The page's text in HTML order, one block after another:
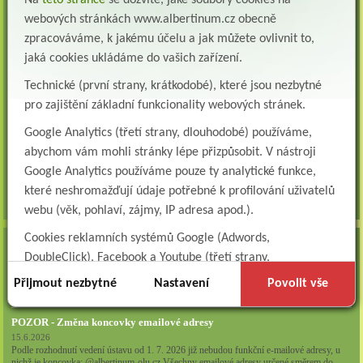
Všeobecná sestra na plicní oddělení
Albertinum, odborný léčebný ústav, přijme do pracovního poměru: VŠEOBECNÁ
SESTRA na oddělení pneumologie a ftizeologiePr...
Logoped/klinický logoped
Albertinum, OLÚ, Žamberk přijme
Ergoterapeut/ka
Albertinum, odborný léčebný ústav, přijme do pracovního
všechna volná místa »
AKTUALITY
29.7.2026
POZOR - Změna koncovky emailové adresy
15.6.2026
Podle rozhodnutí vedení ústavu od 1. 7. 2026 již nebudou funkční e-mailové adresy, u
webových stránkách www.albertinum.cz obecně
zpracováváme, k jakému účelu a jak můžete ovlivnit to,
jaká cookies ukládáme do vašich zařízení.
Technické (první strany, krátkodobé), které jsou nezbytné
pro zajištění základní funkcionality webových stránek.
Google Analytics (třetí strany, dlouhodobé) používáme,
abychom vám mohli stránky lépe přizpůsobit. V nástroji
Google Analytics používáme pouze ty analytické funkce,
které neshromažďují údaje potřebné k profilování uživatelů
webu (věk, pohlaví, zájmy, IP adresa apod.).
Cookies reklamních systémů Google (Adwords,
DoubleClick), Facebook a Youtube (třetí strany,
dlouhodobé). Tyto
cookiesslouží k marketingovému
například prostřednictvím personalizované reklamy na
sociálních sítích.
Přijmout nezbytné Nastavení Povolit vše